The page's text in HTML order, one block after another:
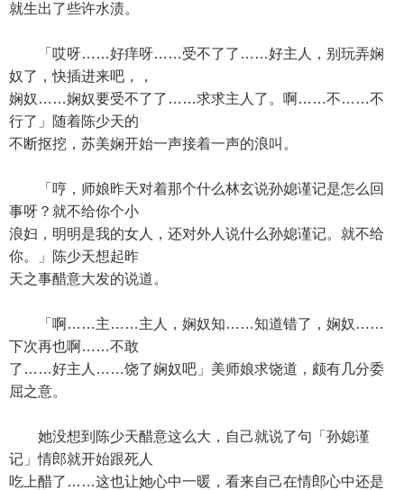
就生出了些许水渍。
「哎呀……好痒呀……受不了了……好主人，别玩弄娴
奴了，快插进来吧，，
娴奴……娴奴要受不了了……求求主人了。啊……不……不
行了」随着陈少天的
不断抠挖，苏美娴开始一声接着一声的浪叫。
「哼，师娘昨天对着那个什么林玄说孙媳谨记是怎么回
事呀？就不给你个小
浪妇，明明是我的女人，还对外人说什么孙媳谨记。就不给
你。」陈少天想起昨
天之事醋意大发的说道。
「啊……主……主人，娴奴知……知道错了，娴奴……
下次再也啊……不敢
了……好主人……饶了娴奴吧」美师娘求饶道，颇有几分委
屈之意。
她没想到陈少天醋意这么大，自己就说了句「孙媳谨
记」情郎就开始跟死人
吃上醋了……这也让她心中一暖，看来自己在情郎心中还是